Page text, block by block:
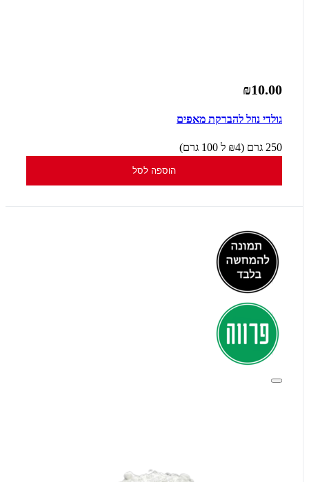
₪10.00
גולדי נוזל להברקת מאפים
250 גרם (₪4 ל 100 גרם)
הוספה לסל